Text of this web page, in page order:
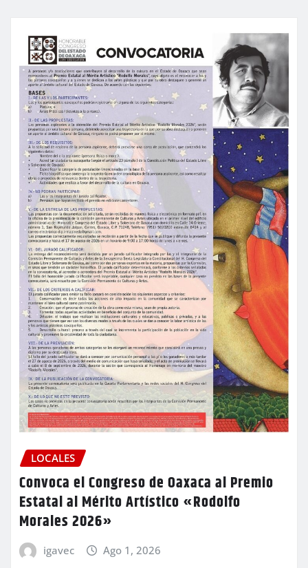
LOCALES
Convoca el Congreso de Oaxaca al Premio
Estatal al Mérito Artístico «Rodolfo
Morales 2026»
igavec Ago 1, 2026